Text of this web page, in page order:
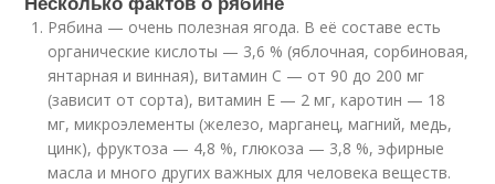
Рябина — очень полезная ягода. В её составе есть
органические кислоты — 3,6 % (яблочная, сорбиновая,
янтарная и винная), витамин С — от 90 до 200 мг
(зависит от сорта), витамин Е — 2 мг, каротин — 18
мг, микроэлементы (железо, марганец, магний, медь,
цинк), фруктоза — 4,8 %, глюкоза — 3,8 %, эфирные
масла и много других важных для человека веществ.